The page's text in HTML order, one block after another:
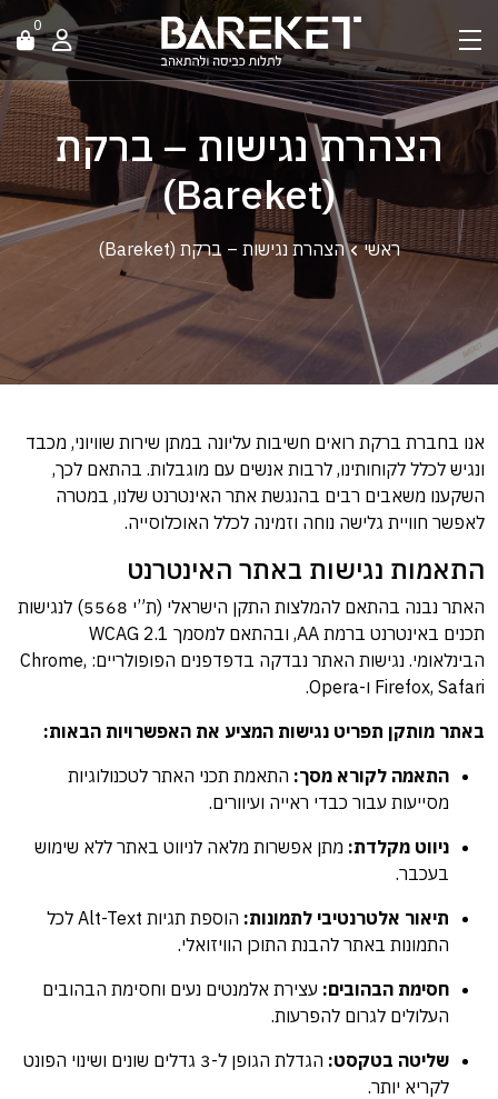
0
הצהרת נגישות – ברקת
(Bareket)
ראשי הצהרת נגישות – ברקת (Bareket)
אנו בחברת ברקת רואים חשיבות עליונה במתן שירות שוויוני, מכבד
ונגיש לכלל לקוחותינו, לרבות אנשים עם מוגבלות. בהתאם לכך,
השקענו משאבים רבים בהנגשת אתר האינטרנט שלנו, במטרה
לאפשר חוויית גלישה נוחה וזמינה לכלל האוכלוסייה.
התאמות נגישות באתר האינטרנט
האתר נבנה בהתאם להמלצות התקן הישראלי (ת”י 5568) לנגישות
תכנים באינטרנט ברמת AA, ובהתאם למסמך WCAG 2.1
הבינלאומי. נגישות האתר נבדקה בדפדפנים הפופולריים: Chrome,
Firefox, Safari ו-Opera.
באתר מותקן תפריט נגישות המציע את האפשרויות הבאות:
התאמה לקורא מסך: התאמת תכני האתר לטכנולוגיות
מסייעות עבור כבדי ראייה ועיוורים.
ניווט מקלדת: מתן אפשרות מלאה לניווט באתר ללא שימוש
בעכבר.
תיאור אלטרנטיבי לתמונות:
הוספת תגיות Alt-Text לכל
התמונות באתר להבנת התוכן הוויזואלי.
חסימת הבהובים: עצירת אלמנטים נעים וחסימת הבהובים
העלולים לגרום להפרעות.
שליטה בטקסט:
הגדלת הגופן ל-3 גדלים שונים ושינוי הפונט
לקריא יותר.